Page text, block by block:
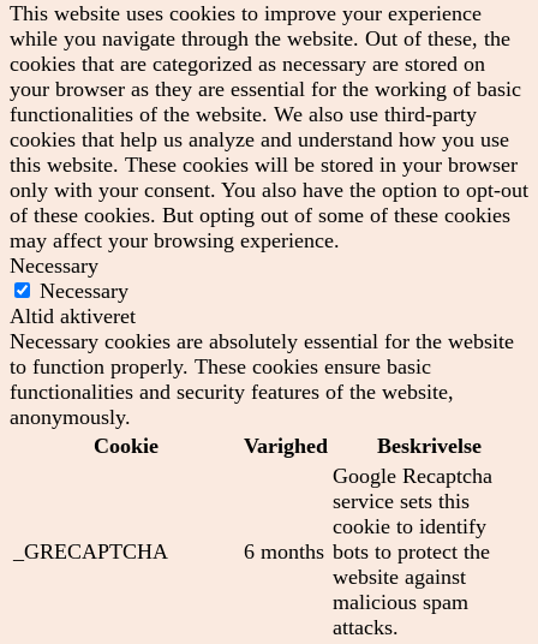
This website uses cookies to improve your experience
while you navigate through the website. Out of these, the
cookies that are categorized as necessary are stored on
your browser as they are essential for the working of basic
functionalities of the website. We also use third-party
cookies that help us analyze and understand how you use
this website. These cookies will be stored in your browser
only with your consent. You also have the option to opt-out
of these cookies. But opting out of some of these cookies
may affect your browsing experience.
Necessary
Necessary
Altid aktiveret
Necessary cookies are absolutely essential for the website
to function properly. These cookies ensure basic
functionalities and security features of the website,
anonymously.
Cookie
Varighed Beskrivelse
_GRECAPTCHA 6 months
Google Recaptcha
service sets this
cookie to identify
bots to protect the
website against
malicious spam
attacks.